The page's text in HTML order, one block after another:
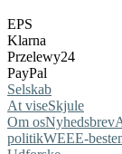
EPS
Klarna
Przelewy24
PayPal
Selskab
At viseSkjule
Om osNyhedsbrev
politikWEEE-